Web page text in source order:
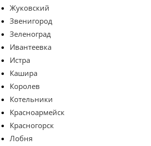
Жуковский
Звенигород
Зеленоград
Ивантеевка
Истра
Кашира
Королев
Котельники
Красноармейск
Красногорск
Лобня